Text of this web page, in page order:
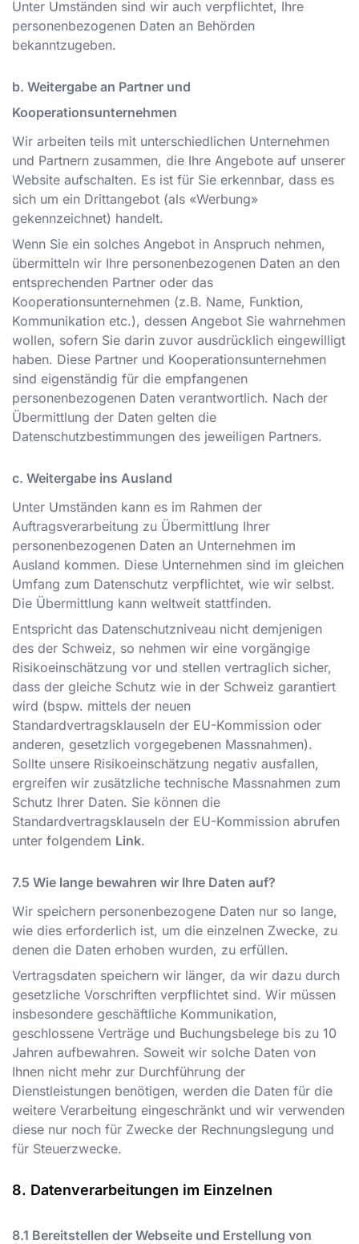
Unter Umständen sind wir auch verpflichtet, Ihre
personenbezogenen Daten an Behörden
bekanntzugeben.
b. Weitergabe an Partner und
Kooperationsunternehmen
Wir arbeiten teils mit unterschiedlichen Unternehmen
und Partnern zusammen, die Ihre Angebote auf unserer
Website aufschalten. Es ist für Sie erkennbar, dass es
sich um ein Drittangebot (als «Werbung»
gekennzeichnet) handelt.
Wenn Sie ein solches Angebot in Anspruch nehmen,
übermitteln wir Ihre personenbezogenen Daten an den
entsprechenden Partner oder das
Kooperationsunternehmen (z.B. Name, Funktion,
Kommunikation etc.), dessen Angebot Sie wahrnehmen
wollen, sofern Sie darin zuvor ausdrücklich eingewilligt
haben. Diese Partner und Kooperationsunternehmen
sind eigenständig für die empfangenen
personenbezogenen Daten verantwortlich. Nach der
Übermittlung der Daten gelten die
Datenschutzbestimmungen des jeweiligen Partners.
c. Weitergabe ins Ausland
Unter Umständen kann es im Rahmen der
Auftragsverarbeitung zu Übermittlung Ihrer
personenbezogenen Daten an Unternehmen im
Ausland kommen. Diese Unternehmen sind im gleichen
Umfang zum Datenschutz verpflichtet, wie wir selbst.
Die Übermittlung kann weltweit stattfinden.
Entspricht das Datenschutzniveau nicht demjenigen
des der Schweiz, so nehmen wir eine vorgängige
Risikoeinschätzung vor und stellen vertraglich sicher,
dass der gleiche Schutz wie in der Schweiz garantiert
wird (bspw. mittels der neuen
Standardvertragsklauseln der EU-Kommission oder
anderen, gesetzlich vorgegebenen Massnahmen).
Sollte unsere Risikoeinschätzung negativ ausfallen,
ergreifen wir zusätzliche technische Massnahmen zum
Schutz Ihrer Daten. Sie können die
Standardvertragsklauseln der EU-Kommission abrufen
unter folgendem Link.
Wie lange bewahren wir Ihre Daten auf?
Wir speichern personenbezogene Daten nur so lange,
wie dies erforderlich ist, um die einzelnen Zwecke, zu
denen die Daten erhoben wurden, zu erfüllen.
Vertragsdaten speichern wir länger, da wir dazu durch
gesetzliche Vorschriften verpflichtet sind. Wir müssen
insbesondere geschäftliche Kommunikation,
geschlossene Verträge und Buchungsbelege bis zu 10
Jahren aufbewahren. Soweit wir solche Daten von
Ihnen nicht mehr zur Durchführung der
Dienstleistungen benötigen, werden die Daten für die
weitere Verarbeitung eingeschränkt und wir verwenden
diese nur noch für Zwecke der Rechnungslegung und
für Steuerzwecke.
Datenverarbeitungen im Einzelnen
Bereitstellen der Webseite und Erstellung von